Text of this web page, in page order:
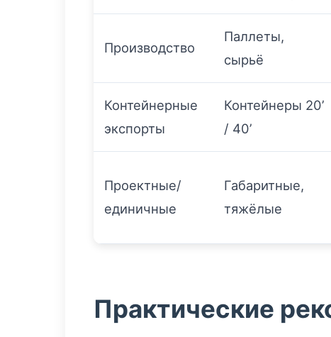
Производство
Паллеты,
сырьё
Контейнерные
экспорты
Контейнеры 20’
/ 40’
Проектные/
единичные
Габаритные,
тяжёлые
Практические